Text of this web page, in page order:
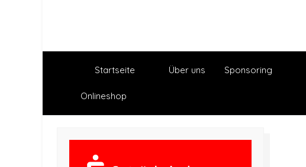
Startseite Über uns Sponsoring
Onlineshop